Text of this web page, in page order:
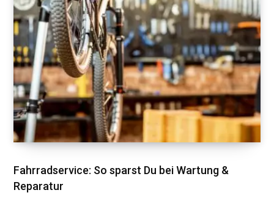
Fahrradservice: So sparst Du bei Wartung &
Reparatur